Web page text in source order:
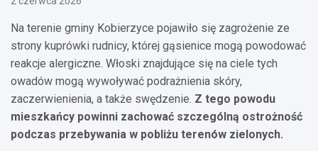
Na terenie gminy Kobierzyce pojawiło się zagrożenie ze
strony kuprówki rudnicy, której gąsienice mogą powodować
reakcje alergiczne. Włoski znajdujące się na ciele tych
owadów mogą wywoływać podrażnienia skóry,
zaczerwienienia, a także swędzenie. Z tego powodu
mieszkańcy powinni zachować szczególną ostrożność
podczas przebywania w pobliżu terenów zielonych.